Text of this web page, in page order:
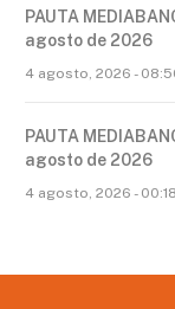
PAUTA
agosto de 2026
4 agosto, 2026 -
PAUTA
agosto de 2026
4 agosto, 2026 - 00:18